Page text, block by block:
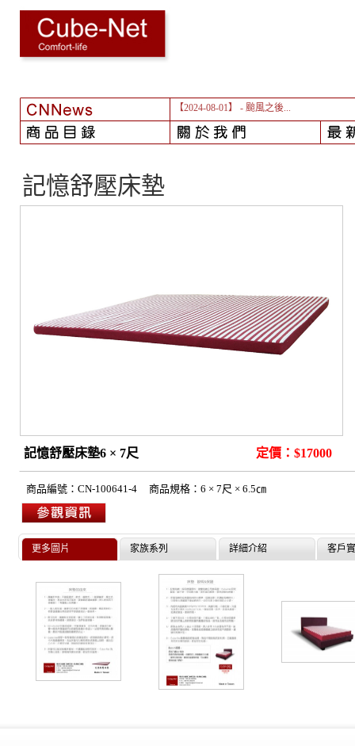
【2024-08-01】 - 颱風之後...
記憶舒壓床墊
記憶舒壓床墊6 × 7尺 定價：$17000
商品編號： CN-100641-4 商品規格： 6 × 7尺 × 6.5㎝
更多圖片 家族系列 詳細介紹 客戶